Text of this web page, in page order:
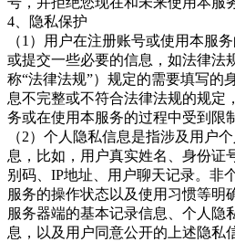
4、隐私保护
（1）用户在注册账号或使用本服
或提交一些必要的信息，如法律法
称“法律法规”）规定的需要填写的
息不完整或不符合法律法规的规定
务或在使用本服务的过程中受到限
（2）个人隐私信息是指涉及用户
息，比如，用户真实姓名、身份证
别码、IP地址、用户聊天记录。非
服务的操作状态以及使用习惯等明
服务器端的基本记录信息、个人隐
息，以及用户同意公开的上述隐私